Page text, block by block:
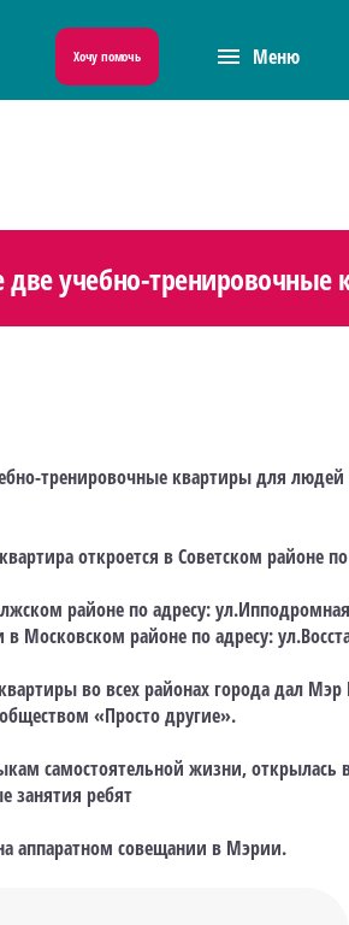
Хочу помочь menu Меню
учебно-тренировочные
тренировочные квартиры для
откроется в Советском районе
районе по адресу:
Московском районе по адресу:
во всех районах города дал Мэр
«Просто другие».
самостоятельной жизни,
занятия ребят
аппаратном совещании в Мэрии.